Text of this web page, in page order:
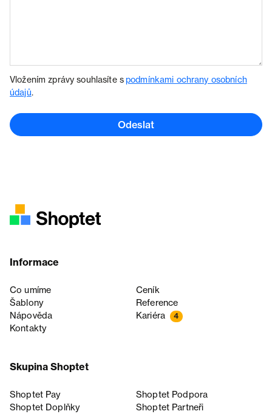
Vložením zprávy souhlasíte spodmínkami ochrany osobních
údajů.
Odeslat
Informace
Co umíme
Ceník
Šablony
Reference
Nápověda
Kariéra 4
Kontakty
Skupina Shoptet
Shoptet Pay
Shoptet Podpora
Shoptet Doplňky
Shoptet Partneři